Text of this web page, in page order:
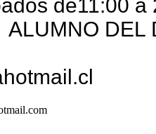
de11:00
DEL